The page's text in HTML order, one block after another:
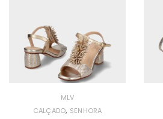
MLV
CALÇADO, SENHORA